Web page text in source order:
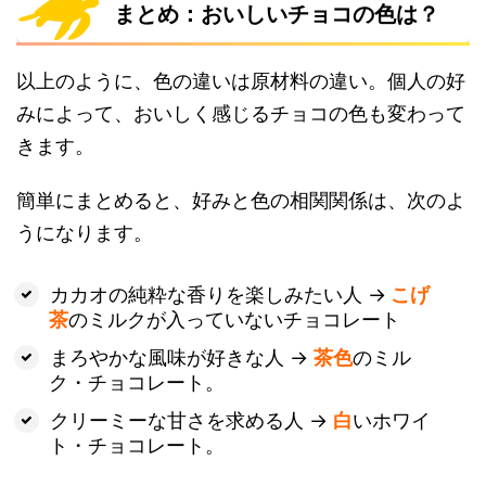
まとめ：おいしいチョコの色は？
以上のように、色の違いは原材料の違い。個人の好
みによって、おいしく感じるチョコの色も変わって
きます。
簡単にまとめると、好みと色の相関関係は、次のよ
うになります。
カカオの純粋な香りを楽しみたい人 → こげ
茶のミルクが入っていないチョコレート
まろやかな風味が好きな人 → 茶色のミル
ク・チョコレート。
クリーミーな甘さを求める人 → 白いホワイ
ト・チョコレート。